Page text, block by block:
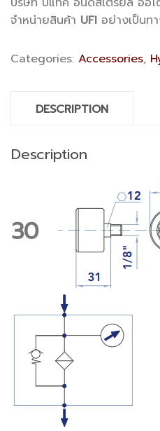
จำหน่ายสินค้า UFI อย่างเป็นท
Categories: Accessories,
DESCRIPTION
Description
30